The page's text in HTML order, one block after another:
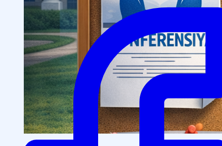
OTM tuzilmasi
Institut prezidenti murojaati
Impuls Tibbiyot Instituti
TarixiMissiya va kelajakdagi maqsadBoshqaruv
kengashiAkkreditatsiya va litsenziyalarMe’yoriy
hujjatlar
Talabalar uchun ma’lumotlar
Talabalar uchun grantlar va imtiyozlar Talabalar
jamiyati (Student union)
Tayyorlov kurslari
Xorijiy abituriyentlar uchun Savol-javob (FAQ)